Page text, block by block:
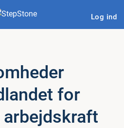
Log ind
for